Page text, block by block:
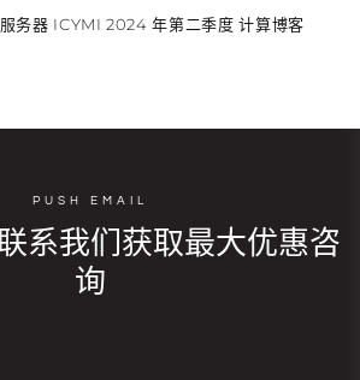
务器 ICYMI 2024 年第二季度 计算博客
PUSH EMAIL
系我们获取最大优惠咨
询